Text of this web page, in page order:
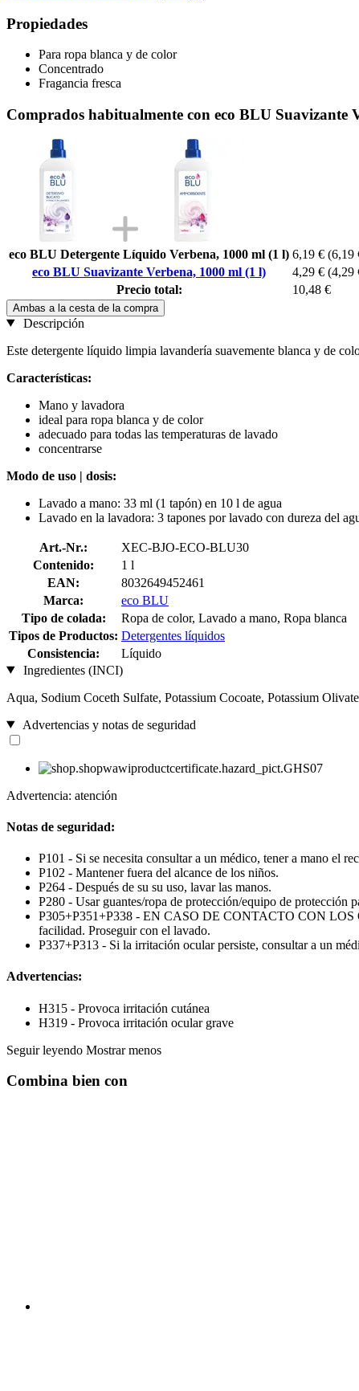
Propiedades
Para ropa blanca y de color
Concentrado
Fragancia fresca
Comprados habitualmente con eco BLU Suavizante
eco BLU Detergente Líquido Verbena, 1000 ml (1 l) 6,19 € (6,19
eco BLU Suavizante Verbena, 1000 ml (1 l)
4,29 € (4,29
Precio total:
10,48 €
Ambas a la cesta de la compra
Descripción
Este detergente líquido limpia lavandería suavemente blanca y de
Características:
Mano y lavadora
ideal para ropa blanca y de color
adecuado para todas las temperaturas de lavado
concentrarse
Modo de uso | dosis:
Lavado a mano: 33 ml (1 tapón) en 10 l de agua
Lavado en la lavadora: 3 tapones por lavado con dureza del
Art.-Nr.:
XEC-BJO-ECO-BLU30
Contenido:
1 l
EAN:
8032649452461
Marca:
eco BLU
Tipo de colada:
Ropa de color, Lavado a mano, Ropa blanca
Tipos de Productos: Detergentes líquidos
Consistencia:
Líquido
Ingredientes (INCI)
Aqua, Sodium Coceth Sulfate, Potassium Cocoate, Potassium
Advertencias y notas de seguridad
Advertencia: atención
Notas de seguridad:
P101 - Si se necesita consultar a un médico, tener a mano el
P102 - Mantener fuera del alcance de los niños.
P264 - Después de su su uso, lavar las manos.
P280 - Usar guantes/ropa de protección/equipo de protección
P305+P351+P338 - EN CASO DE CONTACTO CON LOS
facilidad. Proseguir con el lavado.
P337+P313 - Si la irritación ocular persiste, consultar a un
Advertencias:
H315 - Provoca irritación cutánea
H319 - Provoca irritación ocular grave
Seguir leyendo Mostrar menos
Combina bien con